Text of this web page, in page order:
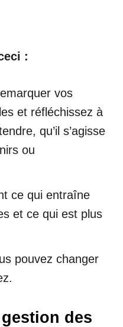
:
vos
et réfléchissez à
qu’il s’agisse
ou
ce qui entraîne
et ce qui est plus
pouvez changer
des